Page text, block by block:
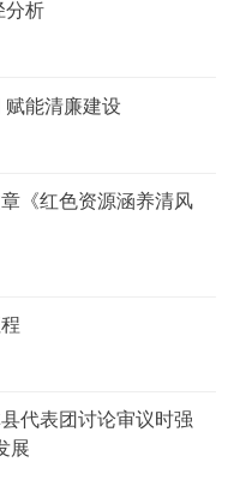
分析
赋能清廉建设
《红色资源涵养清风
代表团讨论审议时强
展